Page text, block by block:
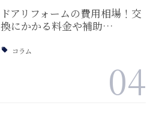
ドアリフォームの費用相場！交
換にかかる料金や補助…
コラム
04